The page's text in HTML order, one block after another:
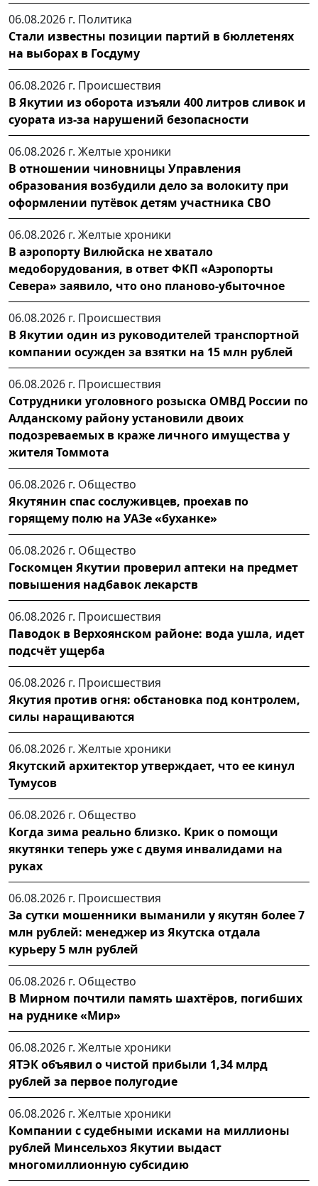
06.08.2026 г. Политика
Стали известны позиции партий в бюллетенях
на выборах в Госдуму
06.08.2026 г. Происшествия
В Якутии из оборота изъяли 400 литров сливок и
суората из-за нарушений безопасности
06.08.2026 г. Желтые хроники
В отношении чиновницы Управления
образования возбудили дело за волокиту при
оформлении путёвок детям участника СВО
06.08.2026 г. Желтые хроники
В аэропорту Вилюйска не хватало
медоборудования, в ответ ФКП «Аэропорты
Севера» заявило, что оно планово-убыточное
06.08.2026 г. Происшествия
В Якутии один из руководителей транспортной
компании осужден за взятки на 15 млн рублей
06.08.2026 г. Происшествия
Сотрудники уголовного розыска ОМВД России по
Алданскому району установили двоих
подозреваемых в краже личного имущества у
жителя Томмота
06.08.2026 г. Общество
Якутянин спас сослуживцев, проехав по
горящему полю на УАЗе «буханке»
06.08.2026 г. Общество
Госкомцен Якутии проверил аптеки на предмет
повышения надбавок лекарств
06.08.2026 г. Происшествия
Паводок в Верхоянском районе: вода ушла, идет
подсчёт ущерба
06.08.2026 г. Происшествия
Якутия против огня: обстановка под контролем,
силы наращиваются
06.08.2026 г. Желтые хроники
Якутский архитектор утверждает, что ее кинул
Тумусов
06.08.2026 г. Общество
Когда зима реально близко. Крик о помощи
якутянки теперь уже с двумя инвалидами на
руках
06.08.2026 г. Происшествия
За сутки мошенники выманили у якутян более 7
млн рублей: менеджер из Якутска отдала
курьеру 5 млн рублей
06.08.2026 г. Общество
В Мирном почтили память шахтёров, погибших
на руднике «Мир»
06.08.2026 г. Желтые хроники
ЯТЭК объявил о чистой прибыли 1,34 млрд
рублей за первое полугодие
06.08.2026 г. Желтые хроники
Компании с судебными исками на миллионы
рублей Минсельхоз Якутии выдаст
многомиллионную субсидию